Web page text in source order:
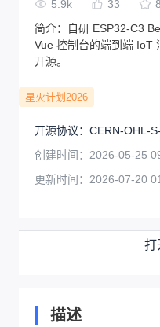
5.9k 33
简介：
自研 ESP32-C3
Vue 控制台的端到端 IoT
开源。
星火计划2026
开源协议： CERN-OHL-
创建时间： 2026-05-25
更新时间： 2026-07-20
打
描述